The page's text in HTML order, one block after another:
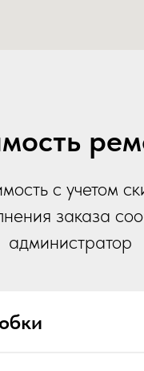
с учетом
заказа
администратор